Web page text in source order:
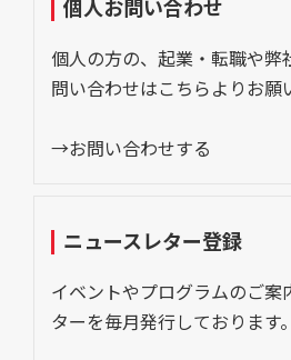
個人お問い合わせ
個人の方の、起業・転職や弊
問い合わせはこちらよりお願
→お問い合わせする
ニュースレター登録
イベントやプログラムのご案
ターを毎月発行しております。